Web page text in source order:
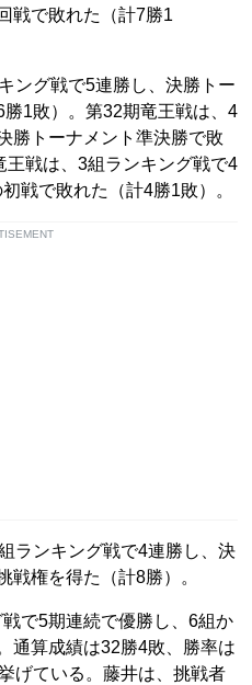
戦で敗れた（計7勝1
ング戦で5連勝し、決勝トー
1敗）。第32期竜王戦は、4
勝トーナメント準決勝で敗
戦は、3組ランキング戦で4
戦で敗れた（計4勝1敗）。
ランキング戦で4連勝し、決
戦権を得た（計8勝）。
で5期連続で優勝し、6組か
通算成績は32勝4敗、勝率は
げている。藤井は、挑戦者